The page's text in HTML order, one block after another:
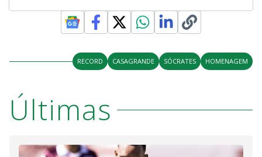
RECORD CASAGRANDE SÓCRATES HOMENAGEM
Últimas